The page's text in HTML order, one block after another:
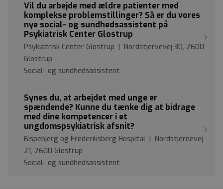
Vil du arbejde med ældre patienter med
komplekse problemstillinger? Så er du vores
nye social- og sundhedsassistent på
Psykiatrisk Center Glostrup
Psykiatrisk Center Glostrup | Nordstjervevej 30, 2600
Glostrup
Social- og sundhedsassistent
Synes du, at arbejdet med unge er
spændende? Kunne du tænke dig at bidrage
med dine kompetencer i et
ungdomspsykiatrisk afsnit?
Bispebjerg og Frederiksberg Hospital | Nordstjernevej
21, 2600 Glostrup
Social- og sundhedsassistent